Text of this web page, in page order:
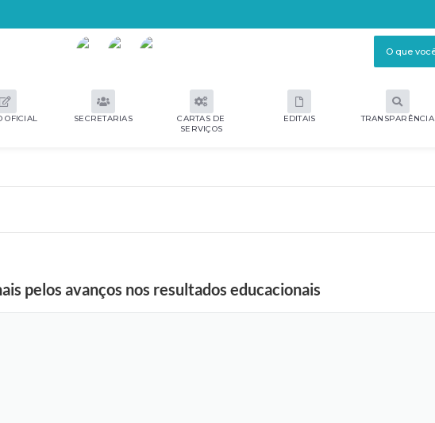
OFICIAL SECRETARIAS
CARTAS DE
SERVIÇOS
EDITAIS TRANSPARÊNCIA
pelos avanços nos resultados educacionais